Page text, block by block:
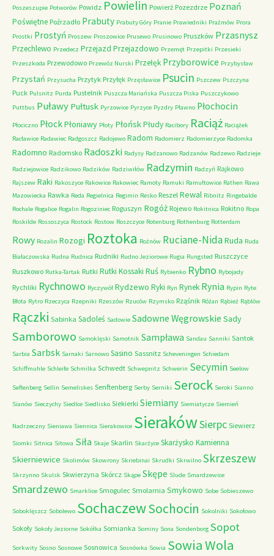
Poszeszupie Potworów Powidz Powielin Powierż Pozezdrze Poznań
Poświętne Poźrzadło Prabuty Prabuty Góry Pranie Prawiedniki Prażmów Prora
Prostki Prostyń Proszew Proszowice Prusewo Prusinowo Pruszków Przasnysz
Przechlewo Przedecz Przejazd Przejazdowo Przemęt Przepitki Przesieki
Przeszkoda Przewodowo Przewóz Nurski Przełęk Przyborowice Przybysław
Przystań Przysucha Przytyk Przyłęk Przęsławice Psucin Pszczew Pszczyna
Puck Pulsnitz Purda Pustelnik Puszcza Mariańska Puszcza Piska Puszczykowo
Puttbus Puławy Pułtusk Pyrzowice Pyrzyce Pyzdry Pławno Płochocin
Płociczno PłockPłoniawy Płoty PłońskPłudy Racibory Raciąż Raciążek
Racławice Radawiec Radgoszcz Radojewo Radom Radomierz Radomierzyce Radomka
Radomno Radomsko Radoszki Radysy Radzanowo Radzanów Radzewo Radzieje
Radziejowice Radzikowo Radzików Radziwiłów Radzymin Radzyń Rajkowo
Rajszew Raki Rakoszyce Rakowice Rakowiec Ramoty Ramuki Ramułtowice Rathen Rawa
Mazowiecka Rawka Reda Regielnica Regimin Resko Reszel Rewal Ribnitz Ringebalde
Rochale Rogalice Rogalin Rogoziniec Roguszyn Rogóż Rojewo Rokitnica Rokitno Ropa
Roskilde Rossoszyca Rostock Rostow Roszczyce Rotenburg Rothenburg Rotterdam
Rowy Rozalin Rozogi Roztoka Rożnów Ruciane-NidaRuda Ruda
Białaczowska Rudna Rudnica Rudniki Rudno Jeziorowe Rugia Rungsted Ruszczyce
Ruszkowo Rutka-Tartak Rutki Rutki Kossaki Ruś Rybienko Rybno Rybojady
Rychliki Rychnowo Ryczywół Rydzewo Ryki Ryn Rynek Rynia Rypin Ryte
Błota Rytro Rzeczyca Rzepniki Rzeszów Rzuców Rzymsko Rząśnik Różan Rąbież Rąblów
Rączki Sabinka Sadoleś Sadowie Sadowne Węgrowskie Sady
Samborowo Samoklęski Samotnik Sampława Sandau Sanniki Santok
Sarbia Sarbsk Sarnaki Sarnowo Sasino Sassnitz Scheveningen Schiedam
Schiffmuhle Schleife Schmilka Schwedt Schwepnitz Schwerin Secymin Seelow
Seftenberg Sellin Semeliskes Senftenberg Serby Serniki Serock Seroki Sianno
Sianów Sieczychy Siedlce Siedlisko Siekierki Siemiany Siemiatycze Siemień
Nadrzeczny Sieniawa Siennica Sierakowice SierakówSierpc Siewierz
Siomki Sitnica Sitowa Siła Skaje Skarlin Skarżyce Skarżysko Kamienna
Skierniewice Skolimów Skowrony Skriebinai Skrudki Skrwilno Skrzeszew
Skrzynno Skulsk Skwierzyna Skórcz Skąpe Skępe Slude Smardzewice
Smardzewo Smarklice Smogulec Smolarnia Smykowo Sobe Sobieszewo
Soboklęszcz Sobolewo SochaczewSochocin Sokolniki Sokołowo
Sokoły Sokoły Jeziorne Sokółka Somianka Sominy Sona Sondenborg Sopot
Sorkwity Sosno Sosnowe Sosnowica Sosnówka Sowia Sowia Wola